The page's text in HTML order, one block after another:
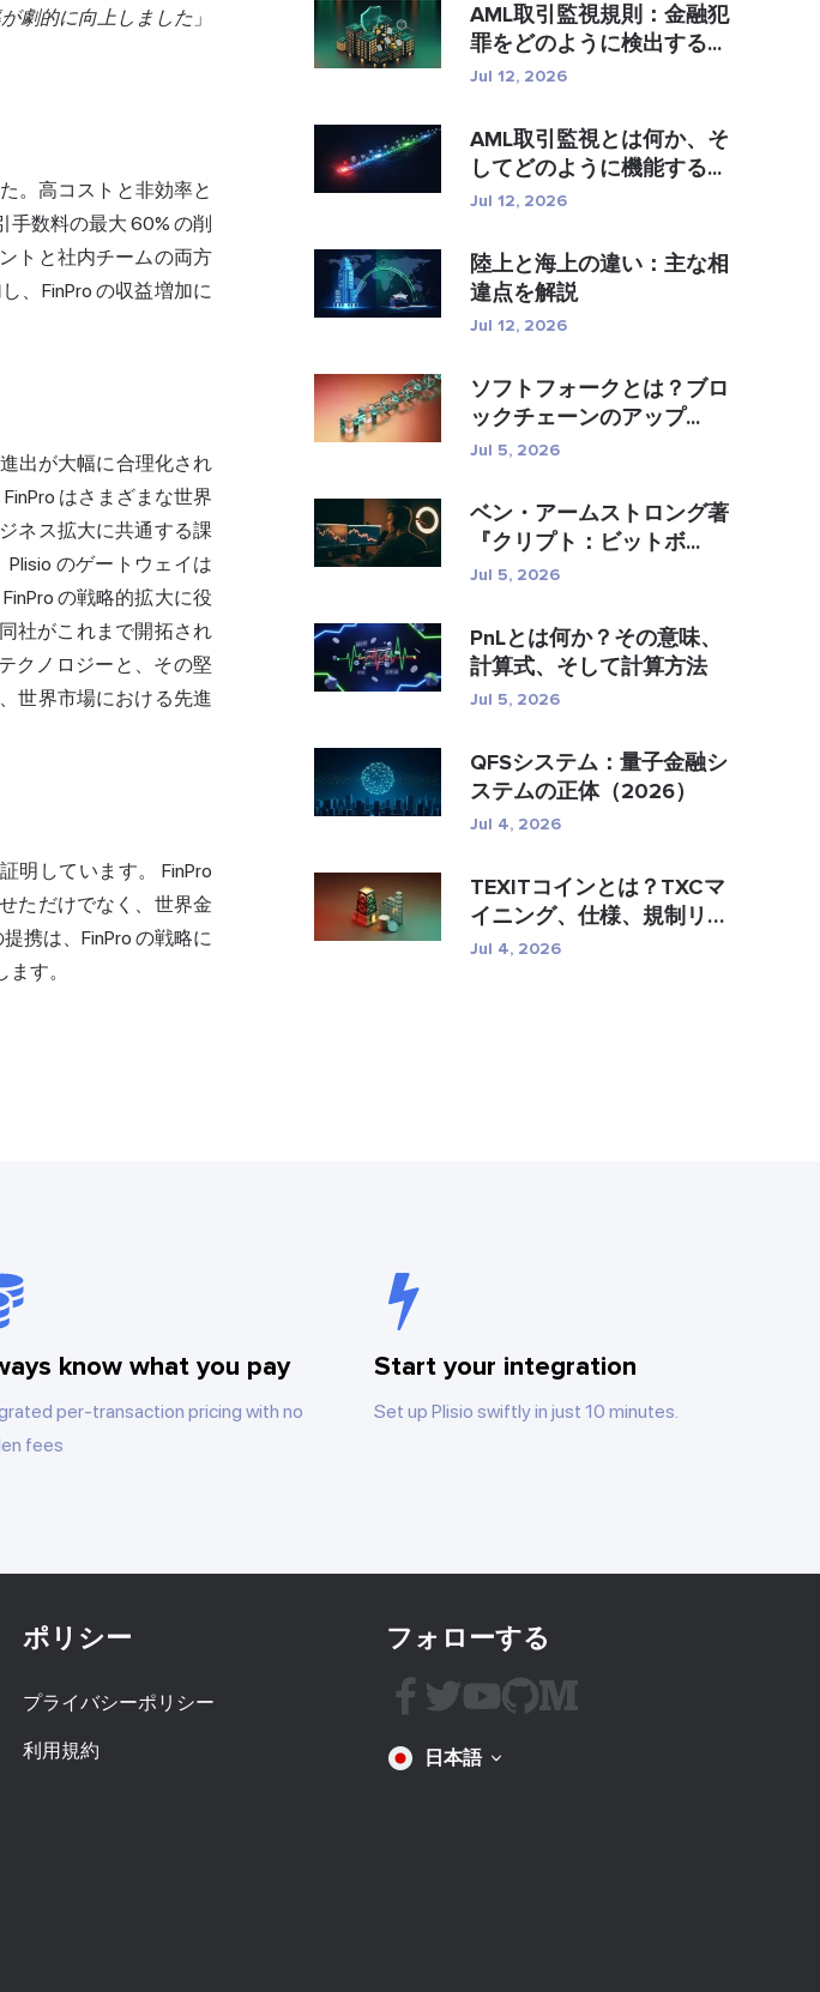
劇的に向上しました 」
。高コストと非効率と
手数料の最大 60% の削
トと社内チームの両方
、FinPro の収益増加に
出が大幅に合理化され
はさまざまな世界
ネス拡大に共通する課
のゲートウェイは
の戦略的拡大に役
社がこれまで開拓され
クノロジーと、その堅
世界市場における先進
明しています。 FinPro
ただけでなく、世界金
携は、FinPro の戦略に
す。
AML取引監視規則：金融犯
罪をどのように検出する...
Jul 12, 2026
AML取引監視とは何か、そ
してどのように機能する...
Jul 12, 2026
陸上と海上の違い：主な相
違点を解説
Jul 12, 2026
ソフトフォークとは？ブロ
ックチェーンのアップ...
Jul 5, 2026
ベン・アームストロング著
『クリプト：ビットボ...
Jul 5, 2026
PnLとは何か？その意味、
計算式、そして計算方法
Jul 5, 2026
QFSシステム：量子金融シ
ステムの正体（2026）
Jul 4, 2026
TEXITコインとは？TXCマ
イニング、仕様、規制リス
�...
Jul 4, 2026
know what you pay
per-transaction pricing with no
fees
Start your integration
Set up Plisio swiftly in just 10 minutes.
ポリシー
プライバシーポリシー
利用規約
フォローする
日本語